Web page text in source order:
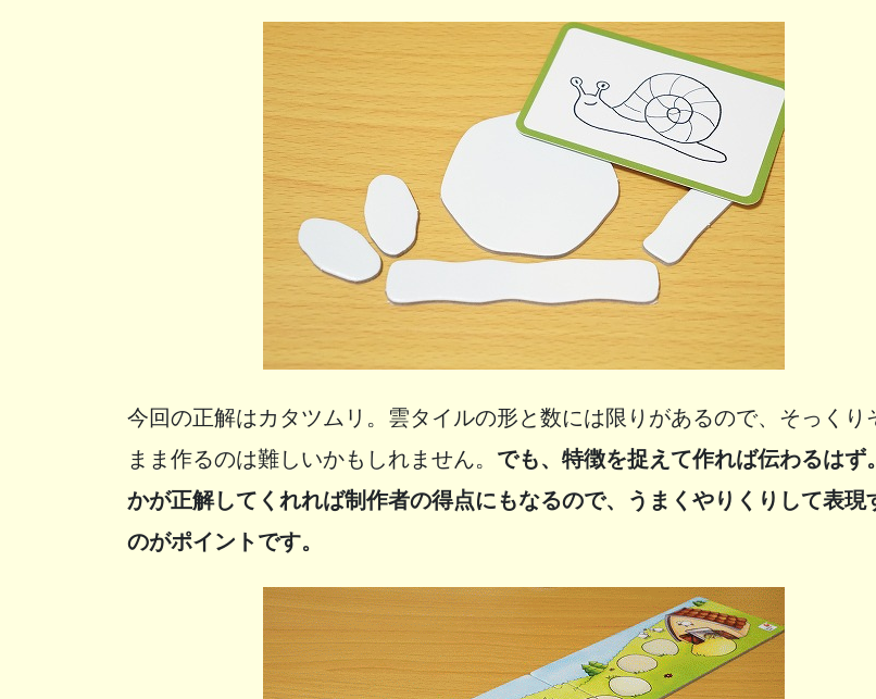
今回の正解はカタツムリ。雲タイルの形と数には限りがあるので、そっくり
まま作るのは難しいかもしれません。 でも、特徴を捉えて作れば伝わるはず
かが正解してくれれば制作者の得点にもなるので、うまくやりくりして表現
のがポイントです。